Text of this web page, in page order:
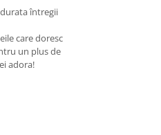
întregii
care doresc
un plus de
adora!